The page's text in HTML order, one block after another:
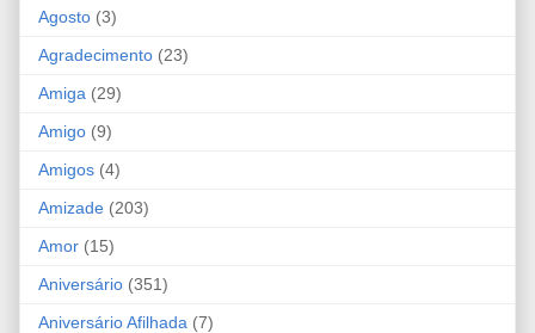
Agosto (3)
Agradecimento (23)
Amiga (29)
Amigo (9)
Amigos (4)
Amizade (203)
Amor (15)
Aniversário (351)
Aniversário Afilhada (7)